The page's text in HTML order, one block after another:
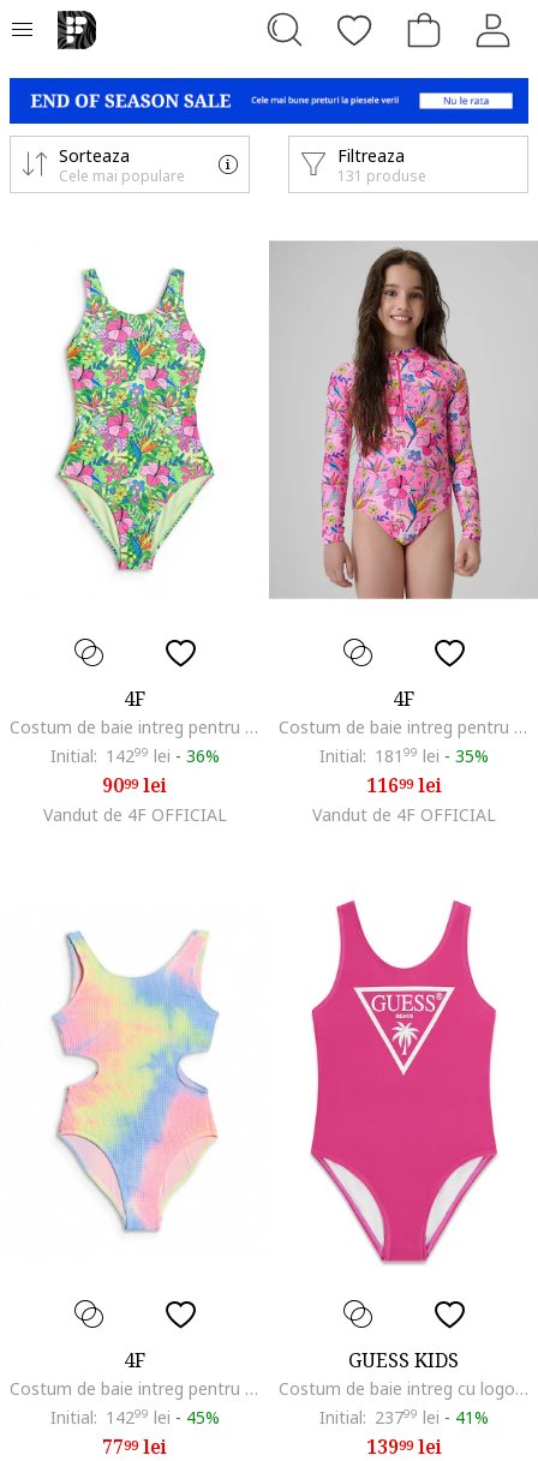
Filtreaza
131 produse
Sorteaza
Cele mai populare
4F
Costum de baie intreg pentru fete multicolor, uscare rapida, captuseala completa
Initial: 14299 lei - 36%
9099lei
Vandut de 4F OFFICIAL
4F
Costum de baie intreg pentru fete multicolor, protectie UV, uscare rapida, poliester-elastan
Initial: 181 99 lei - 35%
11699lei
Vandut de 4F OFFICIAL
4F
Costum de baie intreg pentru fete multicolor, material moale, bretele fara ajustare
Initial: 14299 lei - 45%
7799lei
GUESS KIDS
Costum de baie intreg cu logo, Fucsia
Initial: 23799 lei - 41%
13999lei